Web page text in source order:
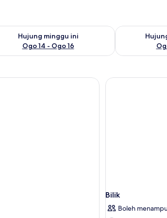
Hujung minggu ini
Ogo 14 - Ogo 16
ketersediaan untuk hujung minggu ini Ogo 14 -
Semak
Bilik
Boleh